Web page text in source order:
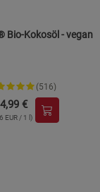
Kopp Vital ® Bio-Kokosöl - vegan
(516)
4,99 €
EUR / 1 l)